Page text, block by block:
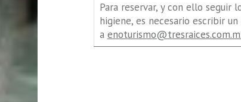
Para reservar, y con ello seguir
higiene, es necesario escribir
a